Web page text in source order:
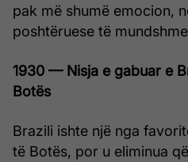
pak më shumë emocion,
poshtëruese të
1930 — Nisja e gabuar e
Botës
Brazili ishte një nga
të Botës, por u eliminua